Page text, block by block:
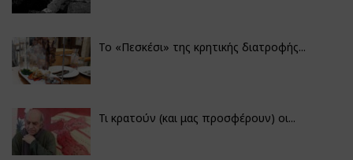
Το «Πεσκέσι» της κρητικής διατροφής...
Τι κρατούν (και μας προσφέρουν) οι...